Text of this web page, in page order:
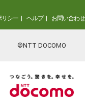
リシー ヘルプ お問い合わせ
©NTT DOCOMO